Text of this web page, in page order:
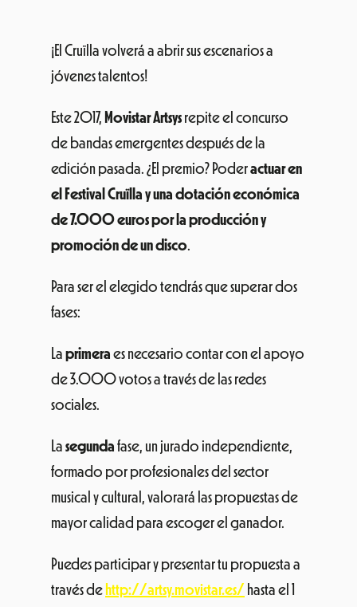
¡El Cruïlla volverá a abrir sus escenarios a
jóvenes talentos!
Este 2017, Movistar Artsys repite el concurso
de bandas emergentes después de la
edición pasada. ¿El premio? Poderactuar en
el Festival Cruïlla y una dotación económica
de 7.000 euros por la producción y
promoción de un disco.
Para ser el elegido tendrás que superar dos
fases:
La primera es necesario contar con el apoyo
de 3.000 votos a través de las redes
sociales.
La segunda fase, un jurado independiente,
formado por profesionales del sector
musical y cultural, valorará las propuestas de
mayor calidad para escoger el ganador.
Puedes participar y presentar tu propuesta a
través de http://artsy.movistar.es/ hasta el 1